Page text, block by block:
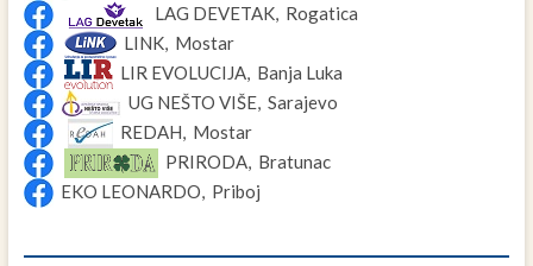
LAG DEVETAK, Rogatica
LINK, Mostar
LIR EVOLUCIJA, Banja Luka
UG NEŠTO VIŠE, Sarajevo
REDAH, Mostar
PRIRODA, Bratunac
EKO LEONARDO, Priboj